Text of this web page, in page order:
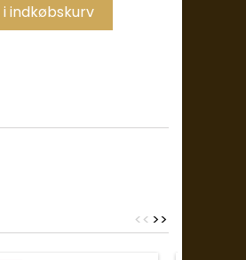
indkøbskurv
>>
<<